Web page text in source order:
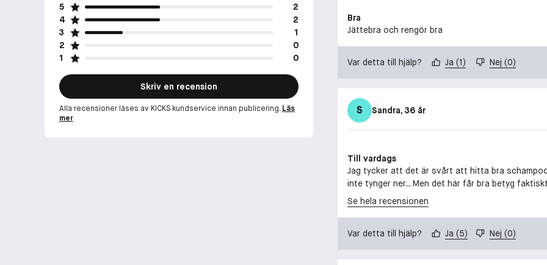
5
2
4
2
3
1
2
0
1
0
Skriv en recension
Alla recensioner läses av KICKS kundservice innan publicering. Läs
mer
Bra
Jättebra och rengör bra
Var detta till hjälp? Ja (1) Nej (0)
S Sandra, 36 år
Till vardags
Jag tycker att det är svårt att hitta bra
inte tynger ner... Men det här får bra betyg
Se hela recensionen
Var detta till hjälp? Ja (5) Nej (0)